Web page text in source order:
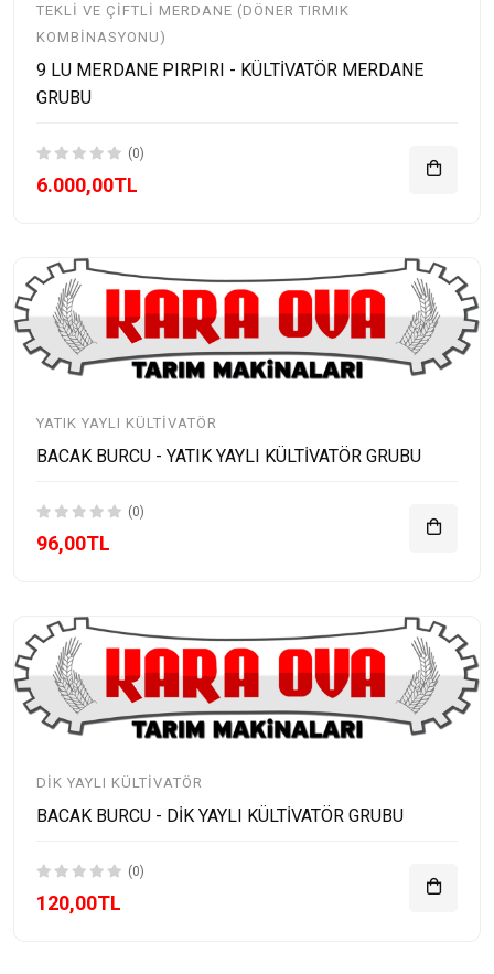
TEKLI VE ÇIFTLI MERDANE (DÖNER TIRMIK
KOMBINASYONU)
9 LU MERDANE PIRPIRI - KÜLTİVATÖR MERDANE
GRUBU
(0)
6.000,00TL
YATIK YAYLI KÜLTIVATÖR
BACAK BURCU - YATIK YAYLI KÜLTİVATÖR GRUBU
(0)
96,00TL
DIK YAYLI KÜLTIVATÖR
BACAK BURCU - DİK YAYLI KÜLTİVATÖR GRUBU
(0)
120,00TL